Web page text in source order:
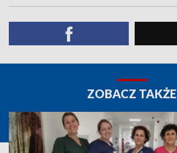
ZOBACZ TAKŻE